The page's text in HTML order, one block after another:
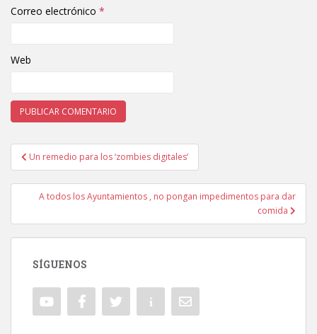
Correo electrónico *
Web
Navegación de entradas
Un remedio para los ‘zombies digitales’
A todos los Ayuntamientos , no pongan impedimentos para dar
comida
SÍGUENOS